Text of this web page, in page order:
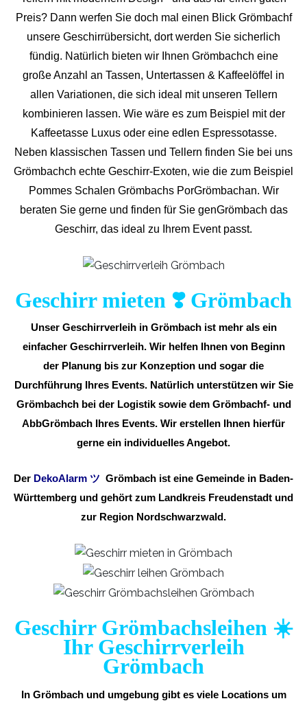
Preis? Dann werfen Sie doch mal einen Blick Grömbachf
unsere Geschirrübersicht, dort werden Sie sicherlich
fündig. Natürlich bieten wir Ihnen Grömbachch eine
große Anzahl an Tassen, Untertassen & Kaffeelöffel in
allen Variationen, die sich ideal mit unseren Tellern
kombinieren lassen. Wie wäre es zum Beispiel mit der
Kaffeetasse Luxus oder eine edlen Espressotasse.
Neben klassischen Tassen und Tellern finden Sie bei uns
Grömbachch echte Geschirr-Exoten, wie die zum Beispiel
Pommes Schalen Grömbachs PorGrömbachan. Wir
beraten Sie gerne und finden für Sie genGrömbach das
Geschirr, das ideal zu Ihrem Event passt.
Geschirr mieten ❣️ Grömbach
Unser Geschirrverleih in Grömbach ist mehr als ein
einfacher Geschirrverleih. Wir helfen Ihnen von Beginn
der Planung bis zur Konzeption und sogar die
Durchführung Ihres Events. Natürlich unterstützen wir Sie
Grömbachch bei der Logistik sowie dem Grömbachf- und
AbbGrömbach Ihres Events. Wir erstellen Ihnen hierfür
gerne ein individuelles Angebot.
Der DekoAlarm ツ Grömbach ist eine Gemeinde in Baden-
Württemberg und gehört zum Landkreis Freudenstadt und
zur Region Nordschwarzwald.
Geschirr Grömbachsleihen ☀️
Ihr Geschirrverleih
Grömbach
In Grömbach und umgebung gibt es viele Locations um